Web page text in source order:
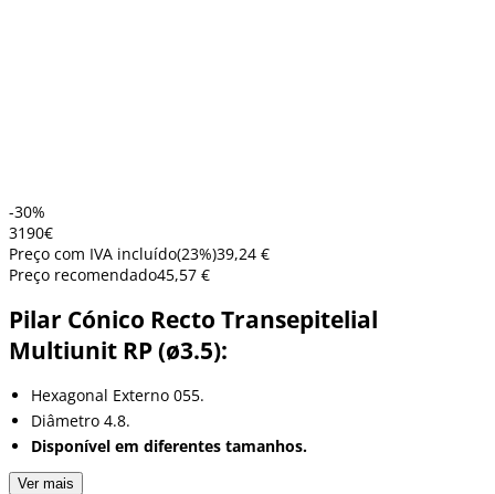
-30%
3190€
Preço com IVA incluído(23%)39,24 €
Preço recomendado45,57 €
Pilar Cónico Recto Transepitelial
Multiunit RP (ø3.5):
Hexagonal Externo 055.
Diâmetro 4.8.
Disponível em diferentes tamanhos.
Ver mais